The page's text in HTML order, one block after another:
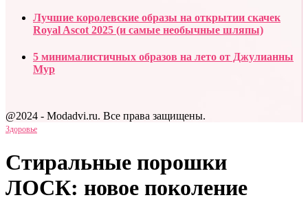
Лучшие королевские образы на открытии скачек
Royal Ascot 2025 (и самые необычные шляпы)
5 минималистичных образов на лето от Джулианны
Мур
@2024 - Modadvi.ru. Все права защищены.
Здоровье
Стиральные порошки
ЛОСК: новое поколение